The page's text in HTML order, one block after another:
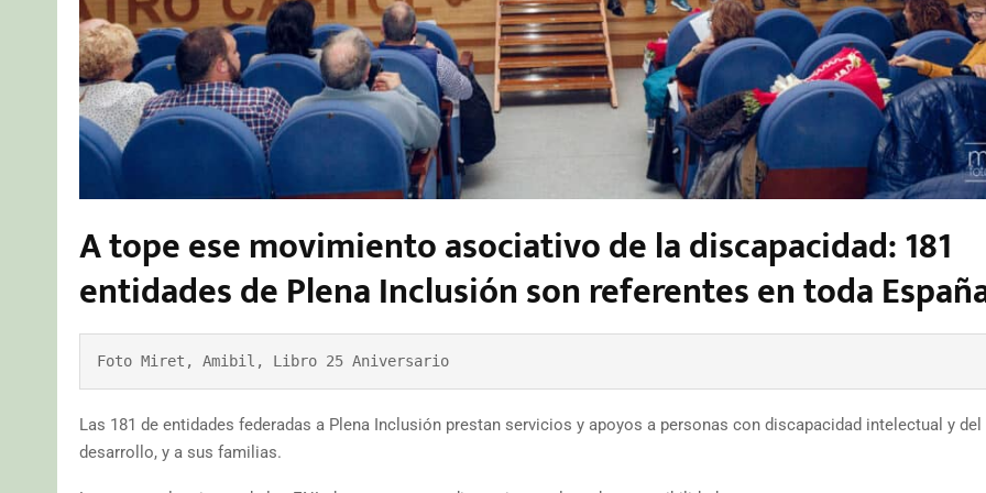
A tope ese movimiento asociativo de la discapacidad: 181
entidades de Plena Inclusión son referentes en toda
Foto Miret, Amibil, Libro 25 Aniversario
Las 181 de entidades federadas a Plena Inclusión prestan servicios y apoyos a personas con discapacidad intelectual y del
desarrollo, y a sus familias.